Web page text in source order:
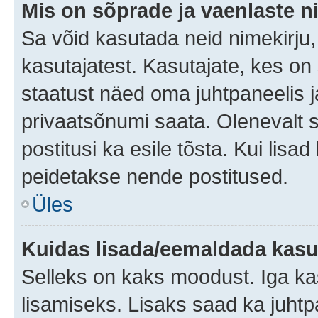
Mis on sõprade ja vaenlaste
Sa võid kasutada neid
kasutajatest. Kasutajate, kes
staatust näed oma juhtpaneelis
privaatsõnumi saata. Olenevalt
postitusi ka esile tõsta. Kui
peidetakse nende postitused.
Üles
Kuidas lisada/eemaldada
Selleks on kaks moodust. Iga
lisamiseks. Lisaks saad ka